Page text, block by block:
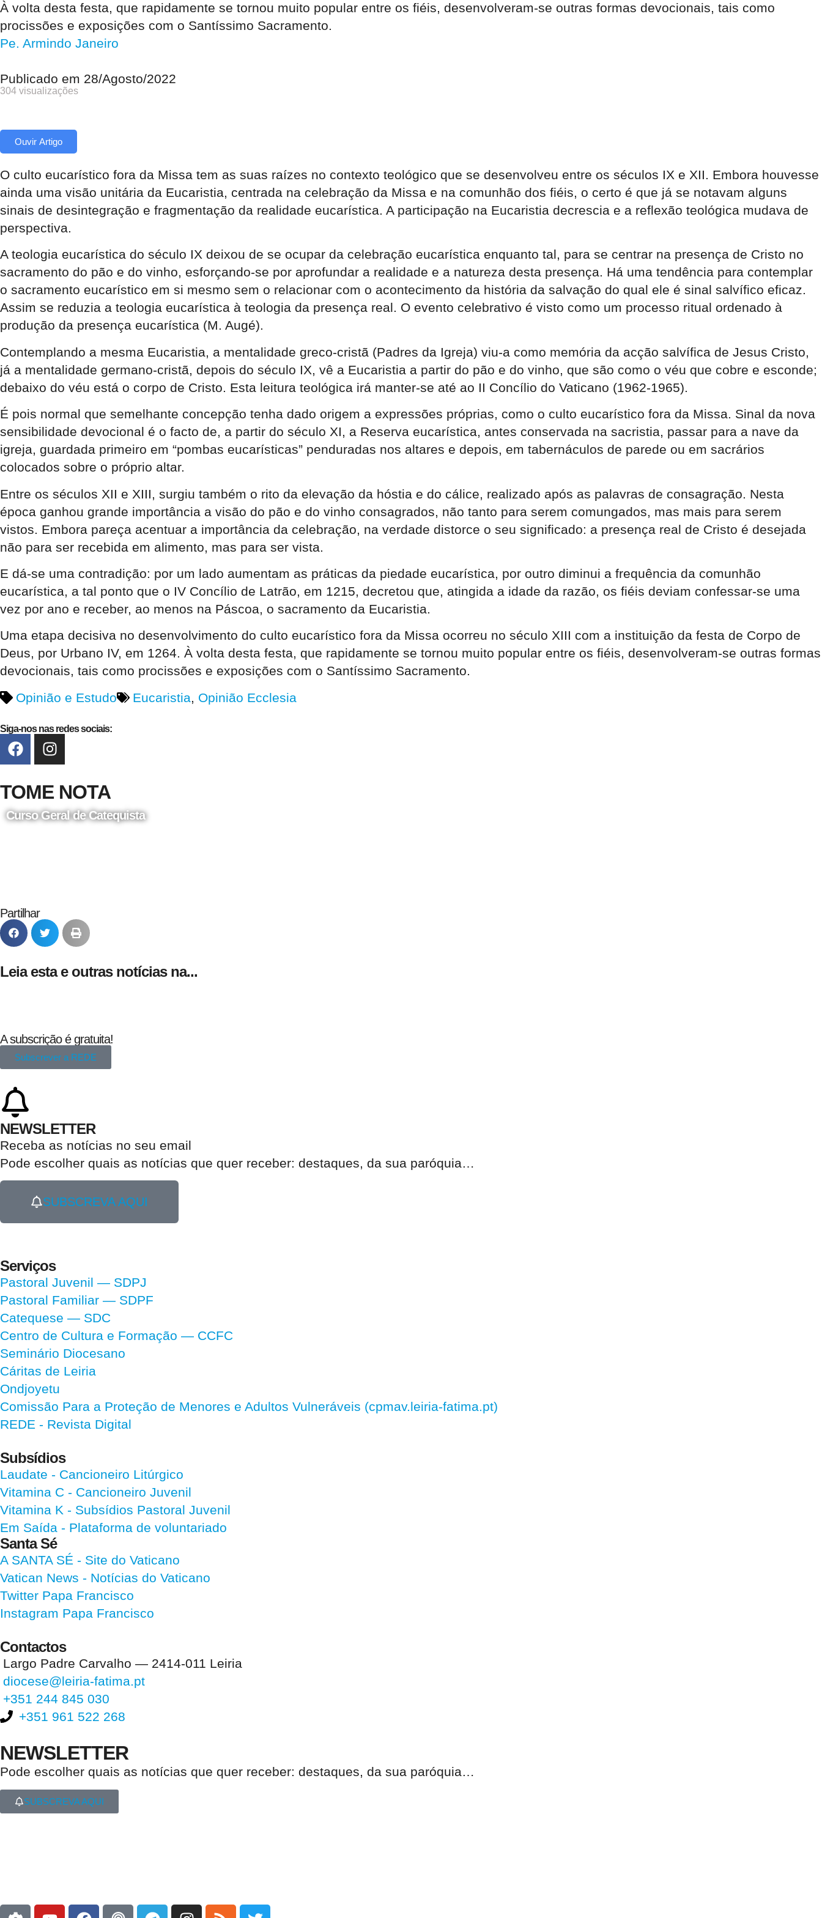
À volta desta festa, que rapidamente se tornou muito popular entre os fiéis, desenvolveram-se outras formas devocionais, tais como
procissões e exposições com o Santíssimo Sacramento.
Pe. Armindo Janeiro
Publicado em 28/Agosto/2022
304 visualizações
Ouvir Artigo
O culto eucarístico fora da Missa tem as suas raízes no contexto teológico que se desenvolveu entre os séculos IX e XII. Embora houvesse
ainda uma visão unitária da Eucaristia, centrada na celebração da Missa e na comunhão dos fiéis, o certo é que já se notavam alguns
sinais de desintegração e fragmentação da realidade eucarística. A participação na Eucaristia decrescia e a reflexão teológica mudava de
perspectiva.
A teologia eucarística do século IX deixou de se ocupar da celebração eucarística enquanto tal, para se centrar na presença de Cristo no
sacramento do pão e do vinho, esforçando-se por aprofundar a realidade e a natureza desta presença. Há uma tendência para contemplar
o sacramento eucarístico em si mesmo sem o relacionar com o acontecimento da história da salvação do qual ele é sinal salvífico eficaz.
Assim se reduzia a teologia eucarística à teologia da presença real. O evento celebrativo é visto como um processo ritual ordenado à
produção da presença eucarística (M. Augé).
Contemplando a mesma Eucaristia, a mentalidade greco-cristã (Padres da Igreja) viu-a como memória da acção salvífica de Jesus Cristo,
já a mentalidade germano-cristã, depois do século IX, vê a Eucaristia a partir do pão e do vinho, que são como o véu que cobre e esconde;
debaixo do véu está o corpo de Cristo. Esta leitura teológica irá manter-se até ao II Concílio do Vaticano (1962-1965).
É pois normal que semelhante concepção tenha dado origem a expressões próprias, como o culto eucarístico fora da Missa. Sinal da nova
sensibilidade devocional é o facto de, a partir do século XI, a Reserva eucarística, antes conservada na sacristia, passar para a nave da
igreja, guardada primeiro em “pombas eucarísticas” penduradas nos altares e depois, em tabernáculos de parede ou em sacrários
colocados sobre o próprio altar.
Entre os séculos XII e XIII, surgiu também o rito da elevação da hóstia e do cálice, realizado após as palavras de consagração. Nesta
época ganhou grande importância a visão do pão e do vinho consagrados, não tanto para serem comungados, mas mais para serem
vistos. Embora pareça acentuar a importância da celebração, na verdade distorce o seu significado: a presença real de Cristo é desejada
não para ser recebida em alimento, mas para ser vista.
E dá-se uma contradição: por um lado aumentam as práticas da piedade eucarística, por outro diminui a frequência da comunhão
eucarística, a tal ponto que o IV Concílio de Latrão, em 1215, decretou que, atingida a idade da razão, os fiéis deviam confessar-se uma
vez por ano e receber, ao menos na Páscoa, o sacramento da Eucaristia.
Uma etapa decisiva no desenvolvimento do culto eucarístico fora da Missa ocorreu no século XIII com a instituição da festa de Corpo de
Deus, por Urbano IV, em 1264. À volta desta festa, que rapidamente se tornou muito popular entre os fiéis, desenvolveram-se outras formas
devocionais, tais como procissões e exposições com o Santíssimo Sacramento.
Opinião e Estudo
Eucaristia, Opinião Ecclesia
Siga-nos nas redes sociais:
TOME NOTA
Curso Geral de Catequista
Partilhar
Leia esta e outras notícias na...
A subscrição é gratuita!
Subscrever a REDE
NEWSLETTER
Receba as notícias no seu email​
Pode escolher quais as notícias que quer receber: destaques, da sua paróquia…
SUBSCREVA AQUI
Serviços
Pastoral Juvenil — SDPJ
Pastoral Familiar — SDPF
Catequese — SDC
Centro de Cultura e Formação — CCFC
Seminário Diocesano
Cáritas de Leiria
Ondjoyetu
Comissão Para a Proteção de Menores e Adultos Vulneráveis (cpmav.leiria-fatima.pt)
REDE - Revista Digital
Subsídios
Laudate - Cancioneiro Litúrgico
Vitamina C - Cancioneiro Juvenil
Vitamina K - Subsídios Pastoral Juvenil
Em Saída - Plataforma de voluntariado
Santa Sé
A SANTA SÉ - Site do Vaticano
Vatican News - Notícias do Vaticano
Twitter Papa Francisco
Instagram Papa Francisco
Contactos
Largo Padre Carvalho — 2414-011 Leiria
diocese@leiria-fatima.pt
+351 244 845 030
+351 961 522 268
NEWSLETTER
Pode escolher quais as notícias que quer receber: destaques, da sua paróquia…
SUBSCREVA AQUI